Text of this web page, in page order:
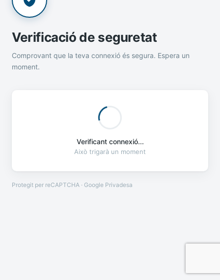
Verificació de seguretat
Comprovant que la teva connexió és segura. Espera un
moment.
Verificant connexió...
Això trigarà un moment
Protegit per reCAPTCHA · Google Privadesa